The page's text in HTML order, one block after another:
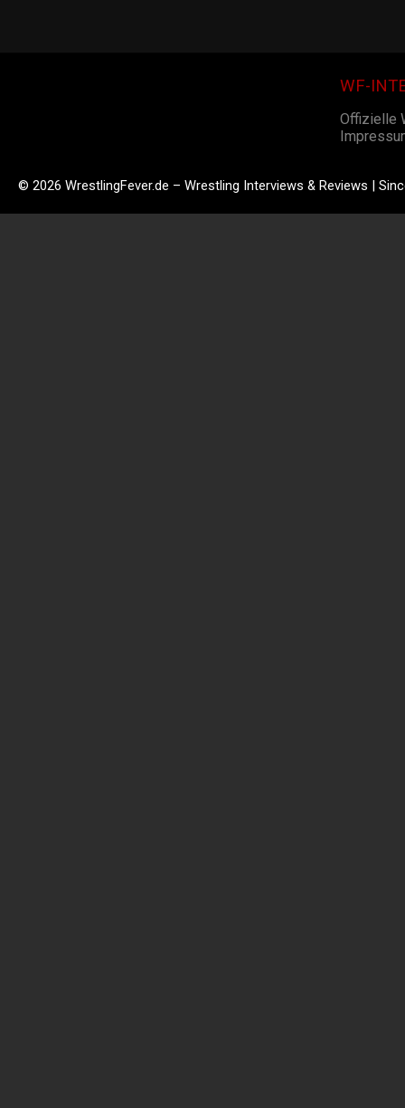
WF-
Offizielle
© 2026 WrestlingFever.de – Wrestling Interviews & Reviews |